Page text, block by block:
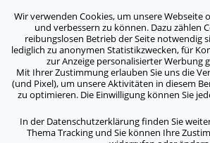
ASB Bonn/Rhein-Sieg/Eifel e.V.
bewegt Menschen
Home / Aktuelles / Der neue Dr. Tom
Der neue Dr. Tom
Wir verwenden Cookies, um unsere Webseite
und verbessern zu können. Dazu zählen
reibungslosen Betrieb der Seite notwendig
lediglich zu anonymen Statistikzwecken, für
zur Anzeige personalisierter Werbung
Mit Ihrer Zustimmung erlauben Sie uns die
(und Pixel), um unsere Aktivitäten in diesem
zu optimieren. Die Einwilligung können Sie
In der Datenschutzerklärung finden Sie
Thema Tracking und Sie können Ihre